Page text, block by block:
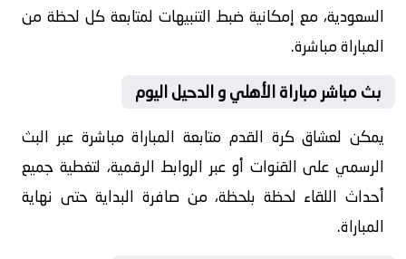
السعودية، مع إمكانية ضبط التنبيهات لمتابعة كل لحظة من
المباراة مباشرة.
بث مباشر مباراة الأهلي و الدحيل اليوم
يمكن لعشاق كرة القدم متابعة المباراة مباشرة عبر البث
الرسمي على القنوات أو عبر الروابط الرقمية، لتغطية جميع
أحداث اللقاء لحظة بلحظة، من صافرة البداية حتى نهاية
المباراة.